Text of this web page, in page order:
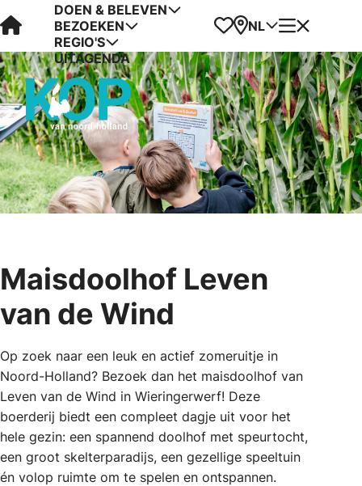
Visit Kop van Holland
DOEN & BELEVEN
BEZOEKEN
REGIO'S
UITAGENDA
Favorieten
Kaart
NL Menu
Maisdoolhof Leven
van de Wind
Op zoek naar een leuk en actief zomeruitje in
Noord-Holland? Bezoek dan het maisdoolhof van
Leven van de Wind in Wieringerwerf! Deze
boerderij biedt een compleet dagje uit voor het
hele gezin: een spannend doolhof met speurtocht,
een groot skelterparadijs, een gezellige speeltuin
én volop ruimte om te spelen en ontspannen.